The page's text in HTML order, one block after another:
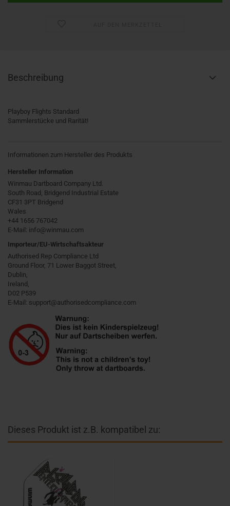
Beschreibung
Playboy Flights Standard
Sammlerstücke und Rarität!
Informationen zum Hersteller des Produkts
Hersteller Information
Winmau Dartboard Company Ltd.
South Road, Bridgend Industrial Estate
CF31 3PT Bridgend
Wales
+44 1656 767042
E-Mail: info@winmau.com
Importeur/EU-Wirtschaftsakteur
Authorised Rep Compliance Ltd
Ground Floor, 71 Lower Baggot Street,
Dublin,
Ireland,
D02 P539
E-Mail: support@authorisedcompliance.com
Dieses Produkt ist z.B. kompatibel zu: